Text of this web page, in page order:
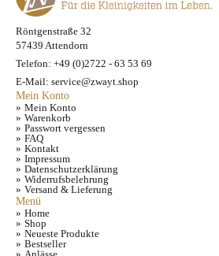
Röntgenstraße 32
57439 Attendorn
Telefon: +49 (0)2722 - 63 53 69
E-Mail: service@zwayt.shop
Mein Konto
Mein Konto
Warenkorb
Passwort vergessen
FAQ
Kontakt
Impressum
Datenschutzerklärung
Widerrufsbelehrung
Versand & Lieferung
Menü
Home
Shop
Neueste Produkte
Bestseller